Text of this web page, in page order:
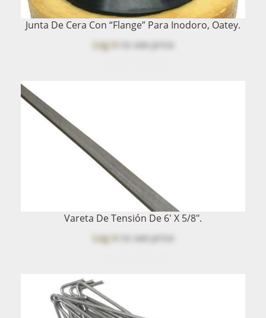
Junta De Cera Con “Flange” Para Inodoro, Oatey.
Log into see price
Vareta De Tensión De 6' X 5/8".
Log into see price